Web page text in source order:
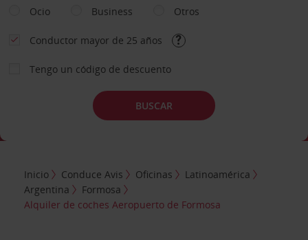
Ocio
Business Otros
Conductor mayor de 25 años
Tengo un código de descuento
BUSCAR
Inicio Conduce Avis Oficinas
Latinoamérica
Argentina
Formosa
Alquiler de coches Aeropuerto de Formosa